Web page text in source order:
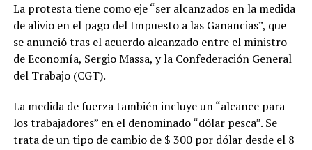
La protesta tiene como eje “ser alcanzados en la medida
de alivio en el pago del Impuesto a las Ganancias”, que
se anunció tras el acuerdo alcanzado entre el ministro
de Economía, Sergio Massa, y la Confederación General
del Trabajo (CGT).
La medida de fuerza también incluye un “alcance para
los trabajadores” en el denominado “dólar pesca”. Se
trata de un tipo de cambio de $ 300 por dólar desde el 8